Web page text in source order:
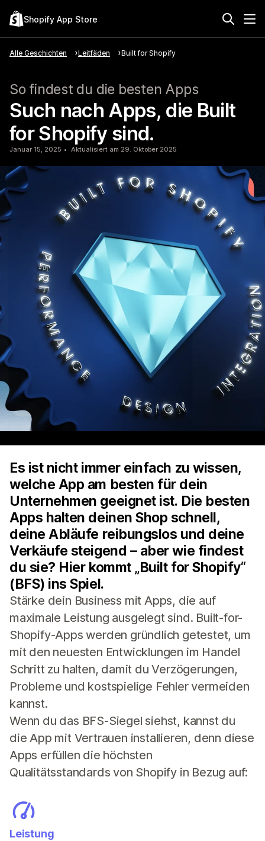
Shopify App Store
Alle Geschichten Leitfäden Built for Shopify
So findest du die besten Apps
Such nach Apps, die Built
for Shopify sind.
Januar 15, 2025 Aktualisiert am 29. Oktober 2025
Es ist nicht immer einfach zu wissen,
welche App am besten für dein
Unternehmen geeignet ist. Die besten
Apps halten deinen Shop schnell,
deine Abläufe reibungslos und deine
Verkäufe steigend – aber wie findest
du sie? Hier kommt „Built for Shopify“
(BFS) ins Spiel.
Stärke dein Business mit Apps, die auf
maximale Leistung ausgelegt sind. Built-for-
Shopify-Apps werden gründlich getestet, um
mit den neuesten Entwicklungen im Handel
Schritt zu halten, damit du Verzögerungen,
Probleme und kostspielige Fehler vermeiden
kannst.
Wenn du das BFS-Siegel siehst, kannst du
die App mit Vertrauen installieren, denn diese
Apps erfüllen die höchsten
Qualitätsstandards von Shopify in Bezug auf:
Leistung